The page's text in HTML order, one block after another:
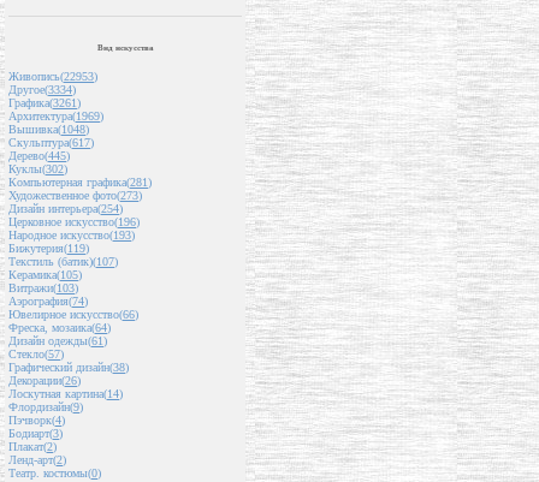
Вид искусства
Живопись(22953)
Другое(3334)
Графика(3261)
Архитектура(1969)
Вышивка(1048)
Скульптура(617)
Дерево(445)
Куклы(302)
Компьютерная графика(281)
Художественное фото(273)
Дизайн интерьера(254)
Церковное искусство(196)
Народное искусство(193)
Бижутерия(119)
Текстиль (батик)(107)
Керамика(105)
Витражи(103)
Аэрография(74)
Ювелирное искусство(66)
Фреска, мозаика(64)
Дизайн одежды(61)
Стекло(57)
Графический дизайн(38)
Декорации(26)
Лоскутная картина(14)
Флордизайн(9)
Пэчворк(4)
Бодиарт(3)
Плакат(2)
Ленд-арт(2)
Театр. костюмы(0)